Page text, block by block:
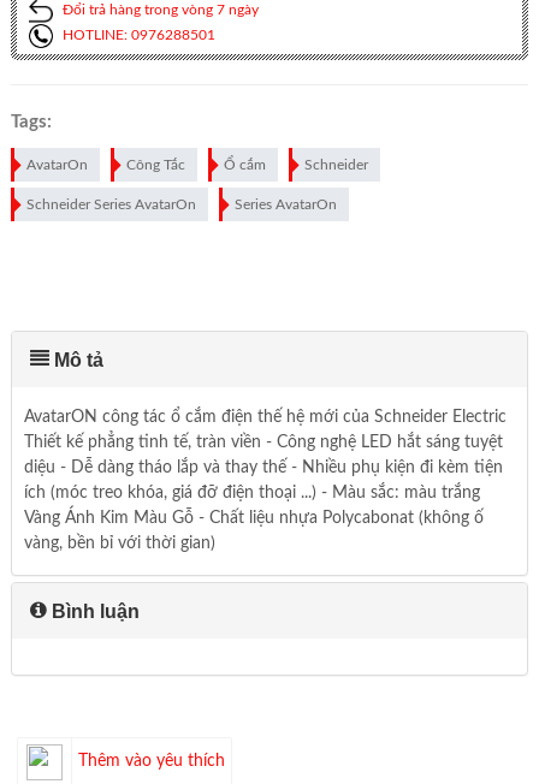
Đổi trả hàng trong vòng 7 ngày
HOTLINE: 0976288501
Tags:
AvatarOn Công Tắc Ổ cắm Schneider
Schneider Series AvatarOn Series AvatarOn
Mô tả
AvatarON công tác ổ cắm điện thế hệ mới của Schneider Electric
Thiết kế phẳng tinh tế, tràn viền - Công nghệ LED hắt sáng tuyệt
diệu - Dễ dàng tháo lắp và thay thế - Nhiều phụ kiện đi kèm tiện
ích (móc treo khóa, giá đỡ điện thoại ...) - Màu sắc: màu trắng
Vàng Ánh Kim Màu Gỗ - Chất liệu nhựa Polycabonat (không ố
vàng, bền bỉ với thời gian)
Bình luận
Thêm vào yêu thích